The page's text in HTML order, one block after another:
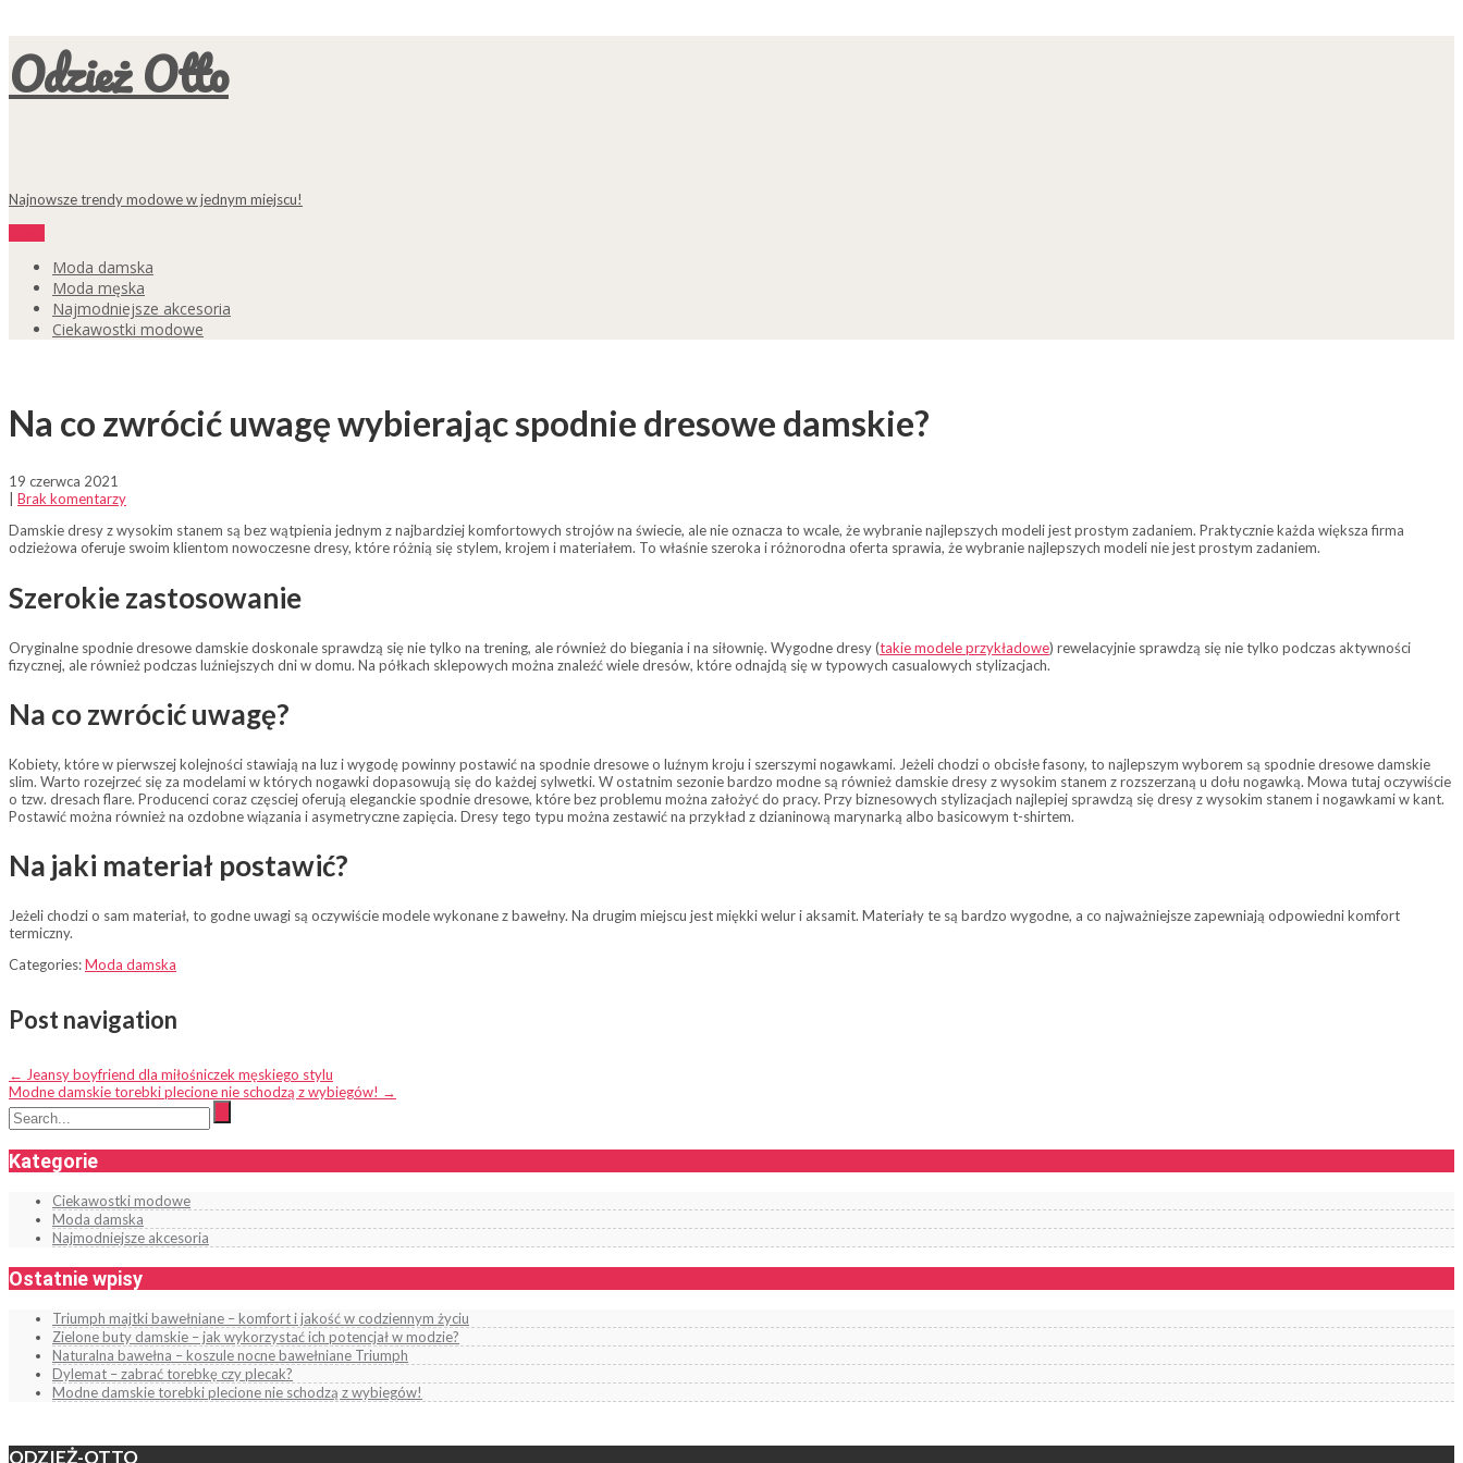
Odzież Otto
Najnowsze trendy modowe w jednym miejscu!
Moda damska
Moda męska
Najmodniejsze akcesoria
Ciekawostki modowe
Na co zwrócić uwagę wybierając spodnie dresowe damskie?
19 czerwca 2021
Brak komentarzy
Damskie dresy z wysokim stanem są bez wątpienia jednym z najbardziej komfortowych strojów na świecie, ale nie oznacza to wcale, że wybranie najlepszych modeli jest prostym zadaniem. Praktycznie każda większa firma
odzieżowa oferuje swoim klientom nowoczesne dresy, które różnią się stylem, krojem i materiałem. To właśnie szeroka i różnorodna oferta sprawia, że wybranie najlepszych modeli nie jest prostym zadaniem.
Szerokie zastosowanie
Oryginalne spodnie dresowe damskie doskonale sprawdzą się nie tylko na trening, ale również do biegania i na siłownię. Wygodne dresy (takie modele przykładowe) rewelacyjnie sprawdzą się nie tylko podczas aktywności
fizycznej, ale również podczas luźniejszych dni w domu. Na półkach sklepowych można znaleźć wiele dresów, które odnajdą się w typowych casualowych stylizacjach.
Na co zwrócić uwagę?
Kobiety, które w pierwszej kolejności stawiają na luz i wygodę powinny postawić na spodnie dresowe o luźnym kroju i szerszymi nogawkami. Jeżeli chodzi o obcisłe fasony, to najlepszym wyborem są spodnie dresowe damskie
slim. Warto rozejrzeć się za modelami w których nogawki dopasowują się do każdej sylwetki. W ostatnim sezonie bardzo modne są również damskie dresy z wysokim stanem z rozszerzaną u dołu nogawką. Mowa tutaj oczywiście
o tzw. dresach flare. Producenci coraz częsciej oferują eleganckie spodnie dresowe, które bez problemu można założyć do pracy. Przy biznesowych stylizacjach najlepiej sprawdzą się dresy z wysokim stanem i nogawkami w kant.
Postawić można również na ozdobne wiązania i asymetryczne zapięcia. Dresy tego typu można zestawić na przykład z dzianinową marynarką albo basicowym t-shirtem.
Na jaki materiał postawić?
Jeżeli chodzi o sam materiał, to godne uwagi są oczywiście modele wykonane z bawełny. Na drugim miejscu jest miękki welur i aksamit. Materiały te są bardzo wygodne, a co najważniejsze zapewniają odpowiedni komfort
termiczny.
Categories:Moda damska
Post navigation
← Jeansy boyfriend dla miłośniczek męskiego stylu
Modne damskie torebki plecione nie schodzą z wybiegów! →
Kategorie
Ciekawostki modowe
Moda damska
Najmodniejsze akcesoria
Ostatnie wpisy
Triumph majtki bawełniane – komfort i jakość w codziennym życiu
Zielone buty damskie – jak wykorzystać ich potencjał w modzie?
Naturalna bawełna – koszule nocne bawełniane Triumph
Dylemat – zabrać torebkę czy plecak?
Modne damskie torebki plecione nie schodzą z wybiegów!
ODZIEŻ-OTTO